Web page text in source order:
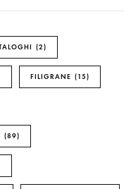
2
FILIGRANE 15
89